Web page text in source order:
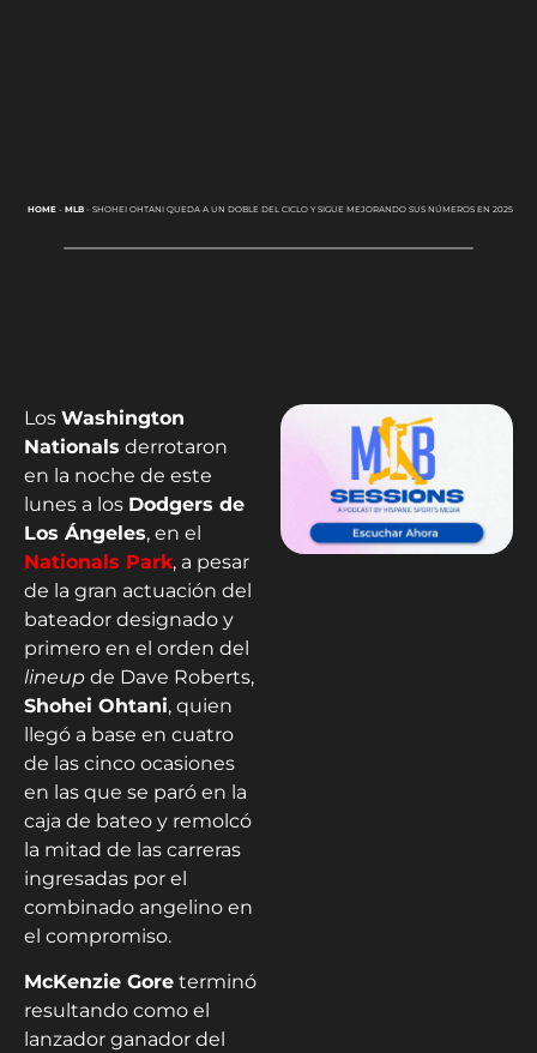
HOME- MLB- SHOHEI OHTANI QUEDA A UN DOBLE DEL CICLO Y SIGUE MEJORANDO SUS NÚMEROS EN 2025
Los Washington
Nationals derrotaron
en la noche de este
lunes a los Dodgers de
Los Ángeles, en el
Nationals Park, a pesar
de la gran actuación del
bateador designado y
primero en el orden del
lineup de Dave Roberts,
Shohei Ohtani, quien
llegó a base en cuatro
de las cinco ocasiones
en las que se paró en la
caja de bateo y remolcó
la mitad de las carreras
ingresadas por el
combinado angelino en
el compromiso.
McKenzie Gore terminó
resultando como el
lanzador ganador del